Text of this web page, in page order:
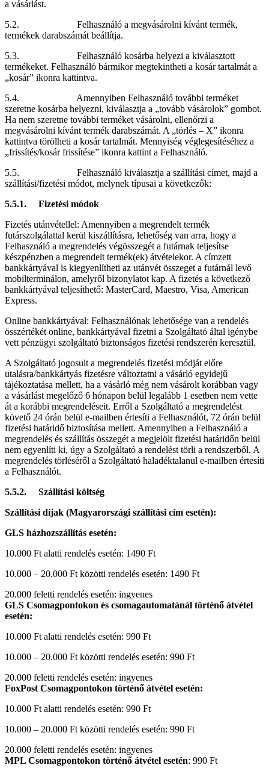
a vásárlást.
5.2. Felhasználó a megvásárolni kívánt termék,
termékek darabszámát beállítja.
5.3. Felhasználó kosárba helyezi a kiválasztott
termékeket. Felhasználó bármikor megtekintheti a kosár tartalmát a
„kosár” ikonra kattintva.
5.4. Amennyiben Felhasználó további terméket
szeretne kosárba helyezni, kiválasztja a „tovább vásárolok” gombot.
Ha nem szeretne további terméket vásárolni, ellenőrzi a
megvásárolni kívánt termék darabszámát. A „törlés – X” ikonra
kattintva törölheti a kosár tartalmát. Mennyiség véglegesítéséhez a
„frissítés/kosár frissítése” ikonra kattint a Felhasználó.
5.5. Felhasználó kiválasztja a szállítási címet, majd a
szállítási/fizetési módot, melynek típusai a következők:
5.5.1. Fizetési módok
Fizetés utánvétellel: Amennyiben a megrendelt termék
futárszolgálattal kerül kiszállításra, lehetőség van arra, hogy a
Felhasználó a megrendelés végösszegét a futárnak teljesítse
készpénzben a megrendelt termék(ek) átvételekor. A címzett
bankkártyával is kiegyenlítheti az utánvét összeget a futárnál levő
mobilterminálon, amelyről bizonylatot kap. A fizetés a következő
bankkártyával teljesíthető: MasterCard, Maestro, Visa, American
Express.
Online bankkártyával: Felhasználónak lehetősége van a rendelés
összértékét online, bankkártyával fizetni a Szolgáltató által igénybe
vett pénzügyi szolgáltató biztonságos fizetési rendszerén keresztül.
A Szolgáltató jogosult a megrendelés fizetési módját előre
utalásra/bankkártyás fizetésre változtatni a vásárló egyidejű
tájékoztatása mellett, ha a vásárló még nem vásárolt korábban vagy
a vásárlást megelőző 6 hónapon belül legalább 1 esetben nem vette
át a korábbi megrendeléseit. Erről a Szolgáltató a megrendelést
követő 24 órán belül e-mailben értesíti a Felhasználót, 72 órán belül
fizetési határidő biztosítása mellett. Amennyiben a Felhasználó a
megrendelés és szállítás összegét a megjelölt fizetési határidőn belül
nem egyenlíti ki, úgy a Szolgáltató a rendelést törli a rendszerből. A
megrendelés törléséről a Szolgáltató haladéktalanul e-mailben értesíti
a Felhasználót.
5.5.2. Szállítási költség
Szállítási díjak (Magyarországi szállítási cím esetén):
GLS házhozszállítás esetén:
10.000 Ft alatti rendelés esetén: 1490 Ft
10.000 – 20.000 Ft közötti rendelés esetén: 1490 Ft
20.000 feletti rendelés esetén: ingyenes
GLS Csomagpontokon és csomagautomatánál történő átvétel
esetén:
10.000 Ft alatti rendelés esetén: 990 Ft
10.000 – 20.000 Ft közötti rendelés esetén: 990 Ft
20.000 feletti rendelés esetén: ingyenes
FoxPost Csomagpontokon történő átvétel esetén:
10.000 Ft alatti rendelés esetén: 990 Ft
10.000 – 20.000 Ft közötti rendelés esetén: 990 Ft
20.000 feletti rendelés esetén: ingyenes
MPL Csomagpontokon történő átvétel esetén: 990 Ft